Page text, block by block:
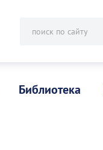
поиск по сайту
Библиотека